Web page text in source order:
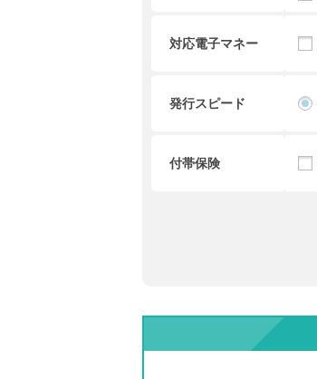
対応電子マネー
発行スピード
付帯保険